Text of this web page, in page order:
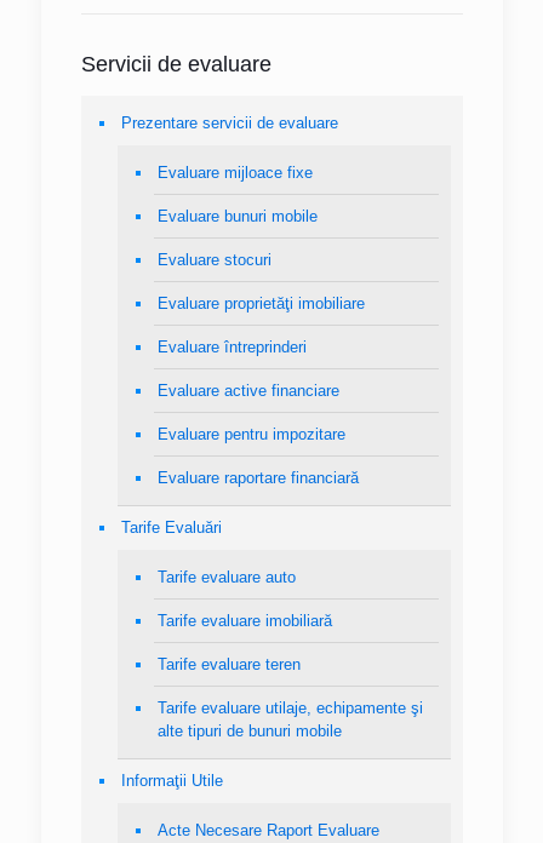
Servicii de evaluare
Prezentare servicii de evaluare
Evaluare mijloace fixe
Evaluare bunuri mobile
Evaluare stocuri
Evaluare proprietăţi imobiliare
Evaluare întreprinderi
Evaluare active financiare
Evaluare pentru impozitare
Evaluare raportare financiară
Tarife Evaluări
Tarife evaluare auto
Tarife evaluare imobiliară
Tarife evaluare teren
Tarife evaluare utilaje, echipamente şi
alte tipuri de bunuri mobile
Informaţii Utile
Acte Necesare Raport Evaluare